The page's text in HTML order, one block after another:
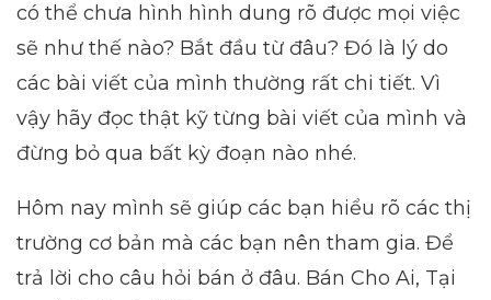
có thể chưa hình hình dung rõ được mọi việc
sẽ như thế nào? Bắt đầu từ đâu? Đó là lý do
các bài viết của mình thường rất chi tiết. Vì
vậy hãy đọc thật kỹ từng bài viết của mình và
đừng bỏ qua bất kỳ đoạn nào nhé.
Hôm nay mình sẽ giúp các bạn hiểu rõ các thị
trường cơ bản mà các bạn nên tham gia. Để
trả lời cho câu hỏi bán ở đâu. Bán Cho Ai, Tại